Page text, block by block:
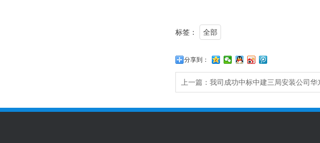
标签： 全部
分享到：
上一篇： 我司成功中标中建三局安装公司